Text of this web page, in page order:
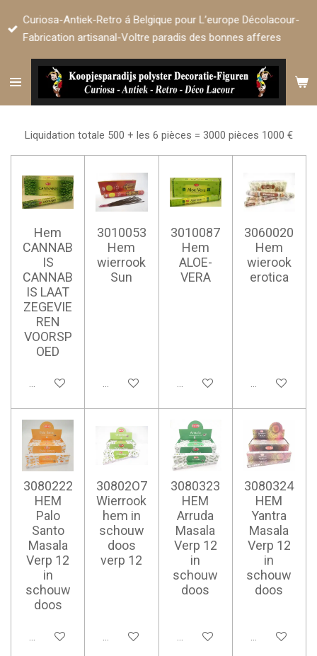
Passer
au
principal
Curiosa-Antiek-Retro á Belgique pour L’europe Décolacour-
Fabrication artisanal-Voltre paradis des bonnes afferes
Liquidation totale 500 + les 6 pièces = 3000 pièces 1000 €
Hem
CANNAB
IS
CANNAB
IS LAAT
ZEGEVIE
REN
VOORSP
OED
Ajouter au panier
3010053
Hem
wierrook
Sun
Ajouter au panier
3010087
Hem
ALOE-
VERA
Ajouter au panier
3060020
Hem
wierook
erotica
Ajouter au
3080222
HEM
Palo
Santo
Masala
Verp 12
in
schouw
doos
Ajouter au panier
30802O7
Wierrook
hem in
schouw
doos
verp 12
Ajouter au panier
3080323
HEM
Arruda
Masala
Verp 12
in
schouw
doos
Ajouter au panier
3080324
HEM
Yantra
Masala
Verp 12
in
schouw
doos
Ajouter au